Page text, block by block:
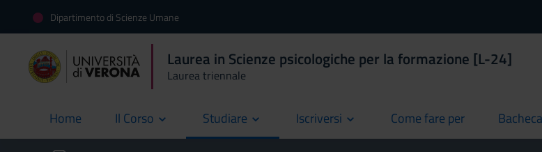
Dipartimento di Scienze Umane
Laurea in Scienze psicologiche per la formazione [L-24]
Laurea triennale
Home
current Il Corso Studiare Iscriversi Come fare per
current Bacheca
current